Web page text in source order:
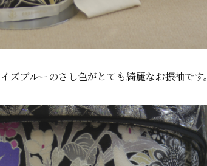
ズブルーのさし色がとても綺麗なお振袖です。